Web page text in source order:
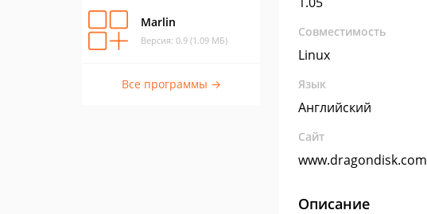
Marlin
Версия: 0.9 (1.09 МБ)
Все программы →
Совместимость
Linux
Язык
Английский
Сайт
www.dragondisk.com
Описание